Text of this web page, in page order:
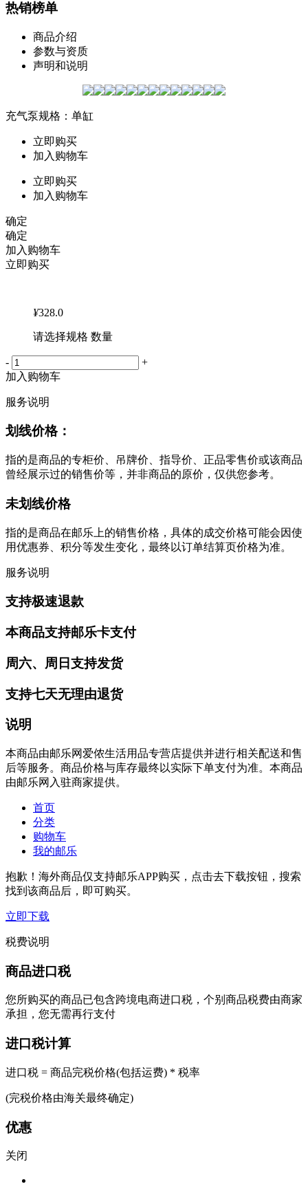
热销榜单
商品介绍
参数与资质
声明和说明
充气泵规格：单缸
立即购买
加入购物车
立即购买
加入购物车
确定
确定
加入购物车
立即购买
¥328.0
请选择规格 数量
-
+
加入购物车
服务说明
划线价格：
指的是商品的专柜价、吊牌价、指导价、正品零售价或该商品
曾经展示过的销售价等，并非商品的原价，仅供您参考。
未划线价格
指的是商品在邮乐上的销售价格，具体的成交价格可能会因使
用优惠券、积分等发生变化，最终以订单结算页价格为准。
服务说明
支持极速退款
本商品支持邮乐卡支付
周六、周日支持发货
支持七天无理由退货
说明
本商品由邮乐网爱侬生活用品专营店提供并进行相关配送和售
后等服务。商品价格与库存最终以实际下单支付为准。本商品
由邮乐网入驻商家提供。
首页
分类
购物车
我的邮乐
抱歉！海外商品仅支持邮乐APP购买，点击去下载按钮，搜索
找到该商品后，即可购买。
立即下载
税费说明
商品进口税
您所购买的商品已包含跨境电商进口税，个别商品税费由商家
承担，您无需再行支付
进口税计算
进口税 = 商品完税价格(包括运费) * 税率
(完税价格由海关最终确定)
优惠
关闭